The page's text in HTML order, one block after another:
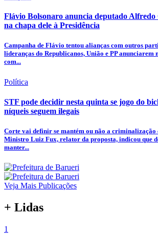
Flávio Bolsonaro anuncia deputado Alfredo
na chapa dele à Presidência
Campanha de Flávio tentou alianças com outros
lideranças do Republicanos, União e PP anunciarem
com...
Política
STF pode decidir nesta quinta se jogo do
níqueis seguem ilegais
Corte vai definir se mantém ou não a criminalização
Ministro Luiz Fux, relator da proposta, indicou que
manter...
Veja Mais Publicações
+ Lidas
1